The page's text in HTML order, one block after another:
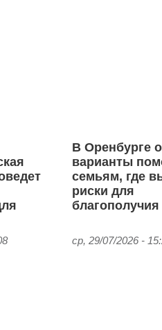
В Оренбурге
варианты
семьям, где
риски для
благополучия
ср, 29/07/2026 -